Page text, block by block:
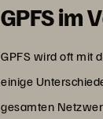
GPFS im
GPFS wird oft mit
einige
gesamten